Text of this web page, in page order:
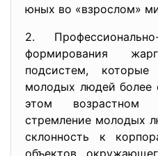
юных во «взрослом»
2.
формирования
подсистем, которые
молодых людей более
этом возрастном
стремление молодых
склонность к
объектов